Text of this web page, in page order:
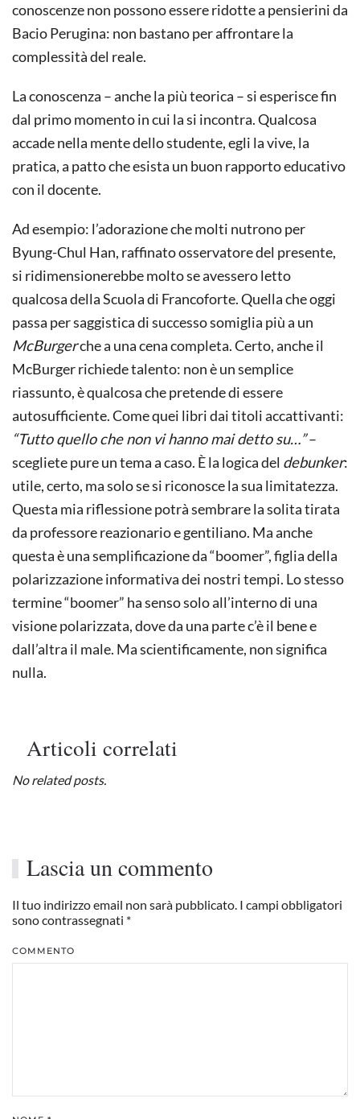
conoscenze non possono essere ridotte a pensierini da
Bacio Perugina: non bastano per affrontare la
complessità del reale.
La conoscenza – anche la più teorica – si esperisce fin
dal primo momento in cui la si incontra. Qualcosa
accade nella mente dello studente, egli la vive, la
pratica, a patto che esista un buon rapporto educativo
con il docente.
Ad esempio: l’adorazione che molti nutrono per
Byung-Chul Han, raffinato osservatore del presente,
si ridimensionerebbe molto se avessero letto
qualcosa della Scuola di Francoforte. Quella che oggi
passa per saggistica di successo somiglia più a un
McBurgerche a una cena completa. Certo, anche il
McBurger richiede talento: non è un semplice
riassunto, è qualcosa che pretende di essere
autosufficiente. Come quei libri dai titoli accattivanti:
“Tutto quello che non vi hanno mai detto su…”–
scegliete pure un tema a caso. È la logica del debunker:
utile, certo, ma solo se si riconosce la sua limitatezza.
Questa mia riflessione potrà sembrare la solita tirata
da professore reazionario e gentiliano. Ma anche
questa è una semplificazione da “boomer”, figlia della
polarizzazione informativa dei nostri tempi. Lo stesso
termine “boomer” ha senso solo all’interno di una
visione polarizzata, dove da una parte c’è il bene e
dall’altra il male. Ma scientificamente, non significa
nulla.
Articoli correlati
No related posts.
Lascia un commento
Il tuo indirizzo email non sarà pubblicato. I campi obbligatori
sono contrassegnati *
COMMENTO